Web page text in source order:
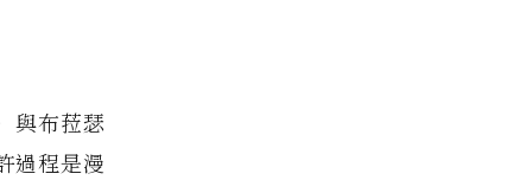
與布菈瑟
過程是漫